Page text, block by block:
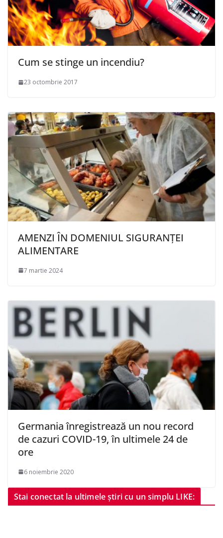
Cum se stinge un incendiu?
23 octombrie 2017
AMENZI ÎN DOMENIUL SIGURANȚEI
ALIMENTARE
7 martie 2024
Germania înregistrează un nou record
de cazuri COVID-19, în ultimele 24 de
ore
6 noiembrie 2020
Stai conectat la ultimele știri cu un simplu LIKE: